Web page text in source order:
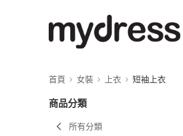
首頁 女裝 上衣 短袖上衣
商品分類
所有分類